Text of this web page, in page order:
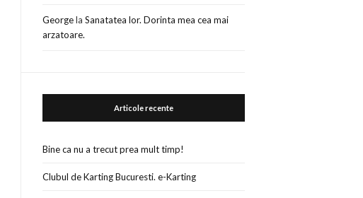
GeorgelaSanatatea lor. Dorinta mea cea mai
arzatoare.
Articole recente
Bine ca nu a trecut prea mult timp!
Clubul de Karting Bucuresti. e-Karting